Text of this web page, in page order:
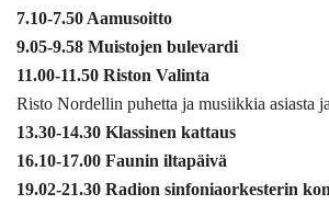
7.10-7.50 Aamusoitto
9.05-9.58 Muistojen bulevardi
11.00-11.50 Riston Valinta
Risto Nordellin puhetta ja musiikkia asiasta
13.30-14.30 Klassinen kattaus
16.10-17.00 Faunin iltapäivä
19.02-21.30 Radion sinfoniaorkesterin